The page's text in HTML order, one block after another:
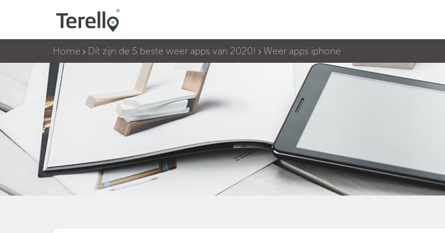
Home Dít zijn de 5 beste weer apps van 2020! Weer apps iphone